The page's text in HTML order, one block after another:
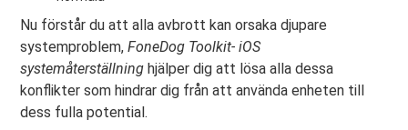
Nu förstår du att alla avbrott kan orsaka djupare
systemproblem,FoneDog Toolkit- iOS
systemåterställning hjälper dig att lösa alla dessa
konflikter som hindrar dig från att använda enheten till
dess fulla potential.